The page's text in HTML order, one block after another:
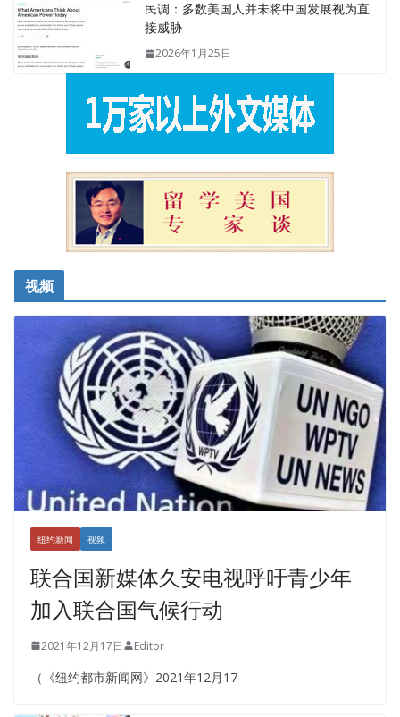
民调：多数美国人并未将中国发展视为直
接威胁
2026年1月25日
视频
纽约新闻 视频
联合国新媒体久安电视呼吁青少年
加入联合国气候行动
2021年12月17日 Editor
（《纽约都市新闻网》2021年12月17